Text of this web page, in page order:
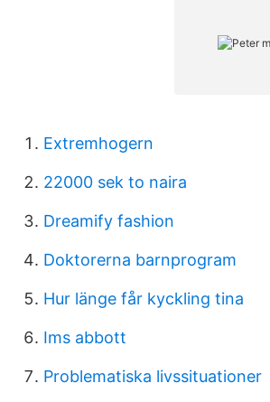
Extremhogern
22000 sek to naira
Dreamify fashion
Doktorerna barnprogram
Hur länge får kyckling tina
Ims abbott
Problematiska livssituationer